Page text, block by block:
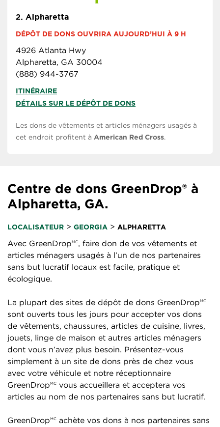
2. Alpharetta
DÉPÔT DE DONS OUVRIRA AUJOURD’HUI À 9 H
4926 Atlanta Hwy
Alpharetta, GA 30004
(888) 944-3767
ITINÉRAIRE
DÉTAILS SUR LE DÉPÔT DE DONS
Les dons de vêtements et articles ménagers usagés à
cet endroit profitent à American Red Cross.
Centre de dons GreenDrop® à
Alpharetta, GA.
LOCALISATEUR > GEORGIA > ALPHARETTA
Avec GreenDropMC, faire don de vos vêtements et
articles ménagers usagés à l’un de nos partenaires
sans but lucratif locaux est facile, pratique et
écologique.
La plupart des sites de dépôt de dons GreenDropMC
sont ouverts tous les jours pour accepter vos dons
de vêtements, chaussures, articles de cuisine, livres,
jouets, linge de maison et autres articles ménagers
dont vous n’avez plus besoin. Présentez-vous
simplement à un site de dons près de chez vous
avec votre véhicule et notre réceptionnaire
GreenDropMC vous accueillera et acceptera vos
articles au nom de nos partenaires sans but lucratif.
GreenDropMC achète vos dons à nos partenaires sans